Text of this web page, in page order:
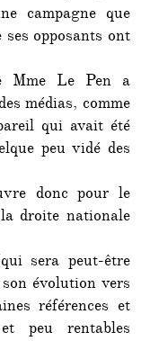
campagne que
ses opposants ont
Mme Le Pen a
médias, comme
qui avait été
peu vidé des
donc pour le
droite nationale
sera peut-être
évolution vers
références et
peu rentables